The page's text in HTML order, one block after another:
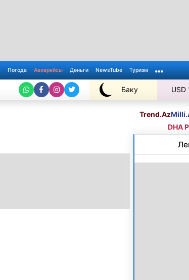
Погода Авиарейсы Деньги NewsTube Туризм
Баку
Trend.Az
DHA